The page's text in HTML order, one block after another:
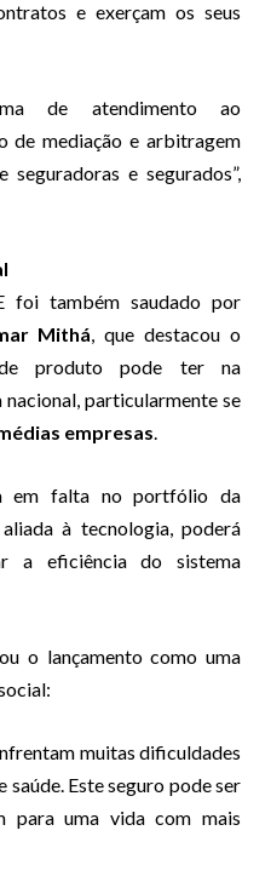
e exerçam os seus
de atendimento ao
de mediação e arbitragem
e segurados”,
foi também saudado por
Mithá, que destacou o
produto pode ter na
particularmente se
empresas.
em falta no portfólio da
à tecnologia, poderá
a eficiência do sistema
o lançamento como uma
muitas dificuldades
Este seguro pode ser
para uma vida com mais